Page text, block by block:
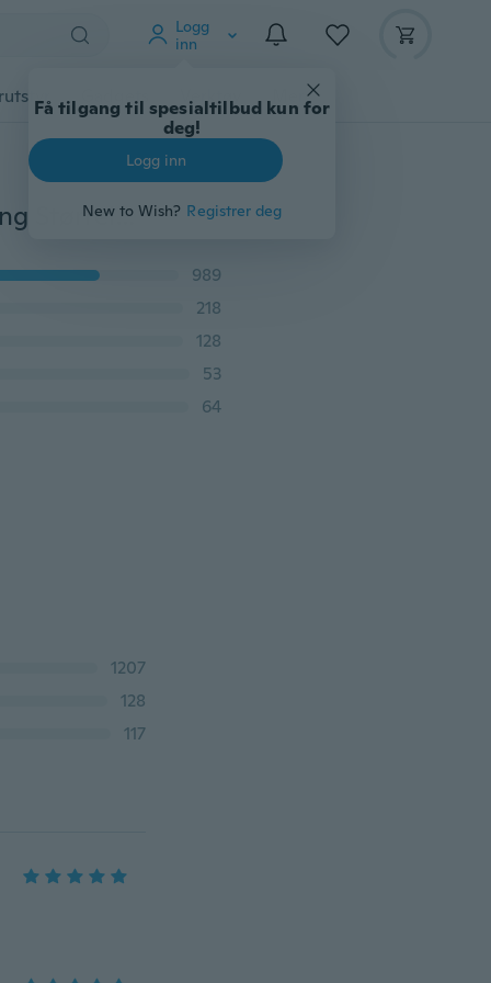
Logg
inn
Få tilgang til spesialtilbud kun for
deg!
Logg inn
New to Wish? Registrer deg
Gadgets Verktøy
Mote 925 Sterling Sølv svart Perle & hvit topas Giftering Størrelse 6-10
989
218
128
53
64
1207
128
117